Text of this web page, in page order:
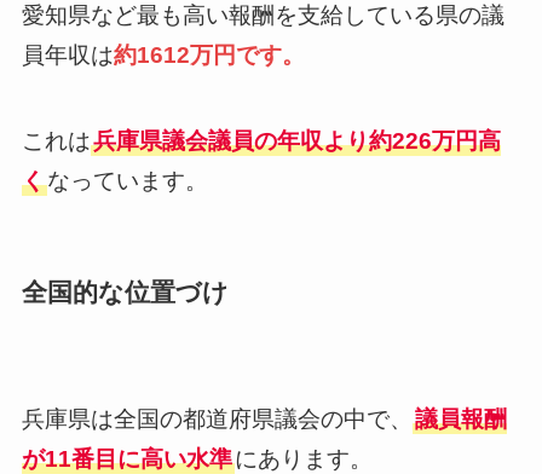
愛知県など最も高い報酬を支給している県の議
員年収は約1612万円です。
これは兵庫県議会議員の年収より約226万円高
くなっています。
全国的な位置づけ
兵庫県は全国の都道府県議会の中で、 議員報酬
が11番目に高い水準にあります。